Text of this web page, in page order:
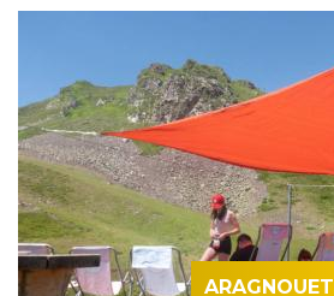
ARAGNOUET